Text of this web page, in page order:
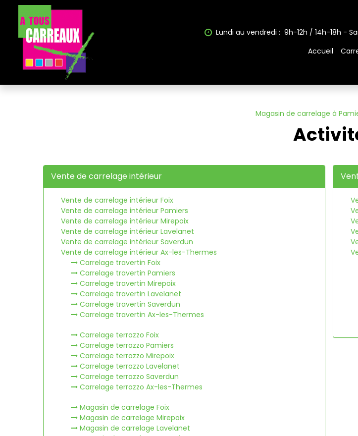
Lundi au vendredi : 9h-12h / 14h-18h -
Accueil
Magasin de carrelage à
Vente de carrelage intérieur
Vente de carrelage intérieur Foix
Vente de carrelage intérieur Pamiers
Vente de carrelage intérieur Mirepoix
Vente de carrelage intérieur Lavelanet
Vente de carrelage intérieur Saverdun
Vente de carrelage intérieur Ax-les-Thermes
Carrelage travertin Foix
Carrelage travertin Pamiers
Carrelage travertin Mirepoix
Carrelage travertin Lavelanet
Carrelage travertin Saverdun
Carrelage travertin Ax-les-Thermes
Carrelage terrazzo Foix
Carrelage terrazzo Pamiers
Carrelage terrazzo Mirepoix
Carrelage terrazzo Lavelanet
Carrelage terrazzo Saverdun
Carrelage terrazzo Ax-les-Thermes
Magasin de carrelage Foix
Magasin de carrelage Mirepoix
Magasin de carrelage Lavelanet
Panneau de gestion des cookies